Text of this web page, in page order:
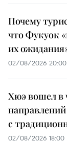
Почему
что Фукуок
их
02/08/2026 20:00
Хюэ вошел в
с
02/08/2026 18:00